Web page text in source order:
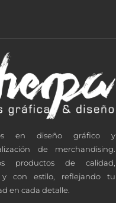
en diseño gráfico y
de merchandising.
productos de calidad,
y con estilo, reflejando tu
en cada detalle.